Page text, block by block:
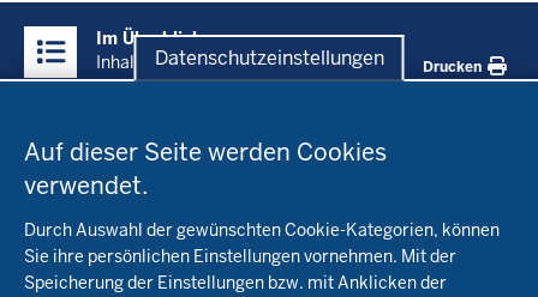
Datenschutzeinstellungen
Auf dieser Seite werden Cookies
verwendet.
Durch Auswahl der gewünschten Cookie-Kategorien, können
Sie ihre persönlichen Einstellungen vornehmen. Mit der
Speicherung der Einstellungen bzw. mit Anklicken der
Inhalte
Im Überblick
Inhalt
Drucken
in
der
Fachinfo
Öko-Modellregionen NRW
Pflanzenbau
Beratung